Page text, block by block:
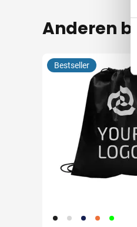
Anderen
001 002 005 007 019
Bestseller